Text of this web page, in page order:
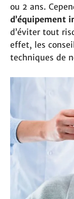
ou 2 ans.
d’équipement
d’éviter tout
effet, les
techniques de